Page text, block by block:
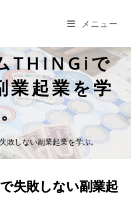
メニュー
THINGiで
業起業を学
敗しない副業起業を学ぶ。
失敗しない副業起